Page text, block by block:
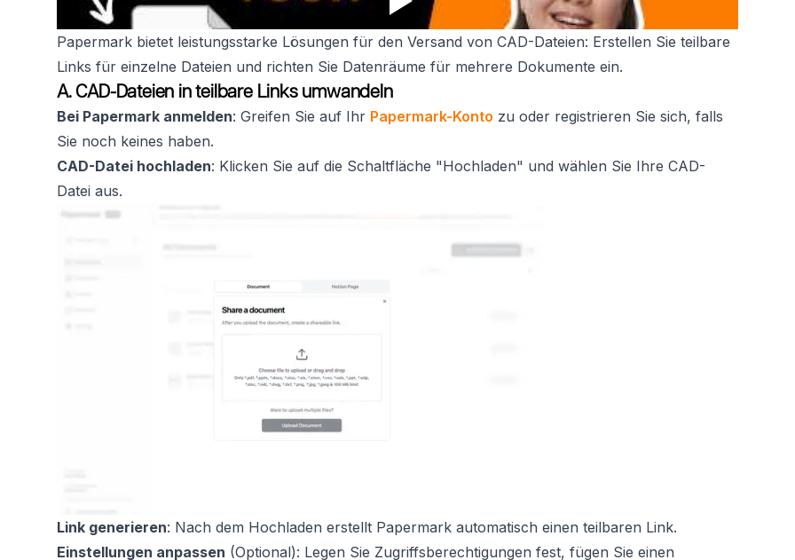
Papermark bietet leistungsstarke Lösungen für den Versand von CAD-Dateien: Erstellen Sie teilbare
Links für einzelne Dateien und richten Sie Datenräume für mehrere Dokumente ein.
A. CAD-Dateien in teilbare Links umwandeln
Bei Papermark anmelden: Greifen Sie auf Ihr Papermark-Konto zu oder registrieren Sie sich, falls
Sie noch keines haben.
CAD-Datei hochladen: Klicken Sie auf die Schaltfläche "Hochladen" und wählen Sie Ihre CAD-
Datei aus.
Link generieren: Nach dem Hochladen erstellt Papermark automatisch einen teilbaren Link.
Einstellungen anpassen (Optional): Legen Sie Zugriffsberechtigungen fest, fügen Sie einen